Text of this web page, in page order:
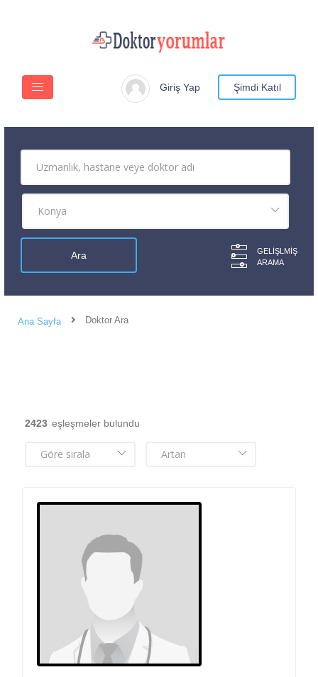
Giriş Yap Şimdi Katıl
GELIŞLMIŞ
ARAMA
Ana Sayfa Doktor Ara
2423 eşleşmeler bulundu